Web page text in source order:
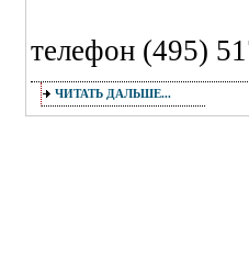
телефон (495)
ЧИТАТЬ ДАЛЬШЕ...